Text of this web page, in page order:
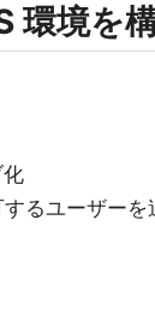
環境を
るユーザーを